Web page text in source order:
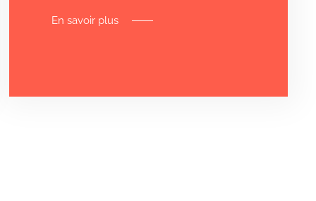
En savoir plus